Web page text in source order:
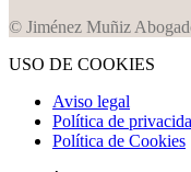
© Jiménez Muñiz
USO DE COOKIES
Aviso legal
Política de
Política de Cookies